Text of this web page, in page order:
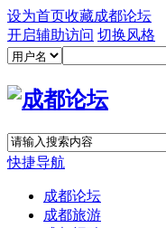
设为首页收藏成都论坛
开启辅助访问 切换风格
快捷导航
成都论坛
成都旅游